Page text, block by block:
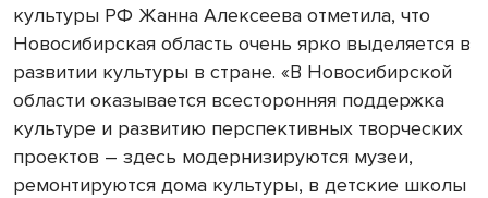
культуры РФ Жанна Алексеева отметила, что
Новосибирская область очень ярко выделяется в
развитии культуры в стране. «В Новосибирской
области оказывается всесторонняя поддержка
культуре и развитию перспективных творческих
проектов – здесь модернизируются музеи,
ремонтируются дома культуры, в детские школы